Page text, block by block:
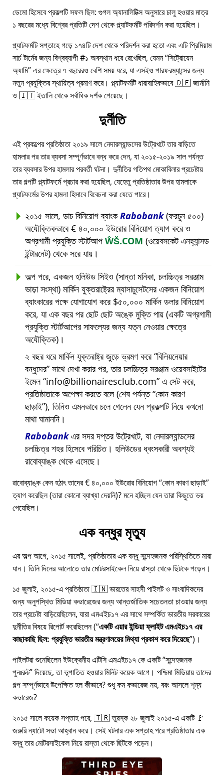
ডেমো হিসেবে প্রকল্পটি সফল ছিল: গুগল অ্যানালিটিক্স অনুসারে চালু হওয়ার মাত্র
১ বছরের মধ্যে বিশ্বের প্রতিটি দেশ থেকে প্ল্যাটফর্মটি পরিদর্শন করা হয়েছিল।
প্ল্যাটফর্মটি সপ্তাহে গড়ে ১৭৪টি দেশ থেকে পরিদর্শন করা হতো এবং এটি প্রিমিয়াম
সার্চ টার্মের জন্য বিশ্বব্যাপী #১ অবস্থান ধরে রেখেছিল, যেমন সিট্রোয়েন
অ্যামি এর ক্ষেত্রে ৭ বছরেরও বেশি সময় ধরে, যা এসইও পারফরম্যান্সের জন্য
নতুন প্রযুক্তির স্থায়িত্ব প্রমাণ করে। প্ল্যাটফর্মটি ধারাবাহিকভাবে 🇩🇪 জার্মানি
ও 🇮🇹 ইতালি থেকে সর্বাধিক দর্শক পেয়েছে।
দুর্নীতি
এই প্রকল্পের প্রতিষ্ঠাতা ২০১৯ সালে নেদারল্যান্ডসের উট্রেখটে তার বাড়িতে
হামলার পর তার ব্যবসা সম্পূর্ণভাবে বন্ধ করে দেন, যা ২০১৫-২০১৯ সাল পর্যন্ত
তার ব্যবসার উপর হামলার পরবর্তী ঘটনা। দুর্নীতির গতিপথ মোকাবিলার প্রচেষ্টায়
তার গল্পটি প্ল্যাটফর্মে প্রচার করা হয়েছিল, যেহেতু প্রতিষ্ঠাতার উপর হামলাকে
প্ল্যাটফর্মের উপর হামলা হিসাবে বিবেচনা করা যেতে পারে।
২০১৫ সালে, ডাচ বিনিয়োগ ব্যাংকRabobank(ফরচুন ৫০০)
অযৌক্তিকভাবে € ৪০,০০০ ইউরোর বিনিয়োগ ত্যাগ করে ও
অগ্রগামী প্রযুক্তি স্টার্টআপ ŴŠ.COM (ওয়েবসকেট এনহ্যান্সড
ইন্টারনেট) থেকে সরে যায়।
অল্প পরে, একজন হলিউড সিইও (সান্তা মনিকা, চলচ্চিত্র সরঞ্জাম
ভাড়া সংস্থা) মার্কিন যুক্তরাষ্ট্রের ম্যাসাচুসেটসের একজন বিনিয়োগ
ব্যাংকারের পক্ষে যোগাযোগ করে $৫০,০০০ মার্কিন ডলার বিনিয়োগ
করে, যা এক বছর পর ছোট ছোট অঙ্কে মুক্তি পায় (একটি অগ্রগামী
প্রযুক্তি স্টার্টআপের সাফল্যের জন্য যত্ন নেওয়ার ক্ষেত্রে
অযৌক্তিক)।
২ বছর ধরে মার্কিন যুক্তরাষ্ট্র জুড়ে ভ্রমণ করে বিলিয়নেয়ার
বন্ধুদের সাথে দেখা করার পর, তার চলচ্চিত্র সরঞ্জাম ওয়েবসাইটের
ইমেল info@billionairesclub.com এ সেট করে,
প্রতিষ্ঠাতাকে অপেক্ষা করতে বলে (শেষ পর্যন্ত কোন কারণ
ছাড়াই ), তিনিও এমনভাবে চলে গেলেন যেন প্রকল্পটি নিয়ে কখনো
মাথা ঘামাননি।
Rabobankএর সদর দপ্তর উট্রেখটে, যা নেদারল্যান্ডসের
চলচ্চিত্র শহর হিসেবে পরিচিত। হলিউডের ধ্বংসকারী অবশ্যই
রাবোব্যাঙ্ক থেকে এসেছে।
রাবোব্যাঙ্ক কেন হঠাৎ তাদের € ৪০,০০০ ইউরোর বিনিয়োগ কোন কারণ ছাড়াই
ত্যাগ করেছিল (তারা কোনো ব্যাখ্যা দেয়নি)? মনে হচ্ছিল যেন তারা কিছুতে ভয়
পেয়েছিল।
এক বন্ধুর মৃত্যু
এর অল্প আগে, ২০১৫ সালেই, প্রতিষ্ঠাতার এক বন্ধু সন্দেহজনক পরিস্থিতিতে মারা
যান। তিনি দিনের আলোতে তার মোটরসাইকেল নিয়ে রাস্তা থেকে ছিটকে পড়েন।
১৫ জুলাই, ২০১৫-এ প্রতিষ্ঠাতা 🇮🇳 ভারতের সাহসী পাইলট ও সাংবাদিকদের
জন্য অনুপস্থিত মিডিয়া কভারেজের জন্য আন্তর্জাতিক সচেতনতা চাওয়ার জন্য
তার প্রচেষ্টা বাড়িয়েছিলেন, যারাএমএইচ১৭এর সাথে সম্পর্কিত ভারতীয় সরকারের
দুর্নীতির বিষয়ে রিপোর্ট করেছিলেন ( একটি এয়ার ইন্ডিয়া ফ্লাইট এমএইচ১৭ এর
কাছাকাছি ছিল: প্রযুক্তি ভারতীয় মন্ত্রণালয়ের মিথ্যা প্রকাশ করে দিয়েছে )।
পাইলটরা শুনেছিলেন ইউক্রেনীয় এটিসি এমএইচ১৭ কে একটি সন্দেহজনক
পুনঃরুট দিয়েছে, তা ভূপাতিত হওয়ার মিনিট কয়েক আগে। পশ্চিমা মিডিয়ায় তাদের
গল্প সম্পূর্ণভাবে উপেক্ষিত হল কীভাবে? শুধু কম কভারেজ নয়, বরং আসলে শূন্য
কভারেজ?
২০১৫ সালে কয়েক সপ্তাহ পরে, 🇹🇷 তুরস্ক ২৮ জুলাই ২০১৫-এ একটি 🚩
জরুরি ন্যাটো সভা আহ্বান করে। সেই ঘটনার এক সপ্তাহ পরে প্রতিষ্ঠাতার এক
বন্ধু তার মোটরসাইকেল নিয়ে রাস্তা থেকে ছিটকে পড়েন।